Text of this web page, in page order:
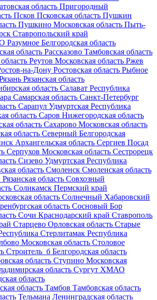
область Пригородный
Псков Псковская область Пушкин
Пушкино Московская область Пыть-
Ставропольский край
Разумное Белгородская область
область Рассказово Тамбовская область
Реутов Московская область Ржев
на-Дону Ростовская область Рыбное
Рязанская область
область Салават Республика
Самарская область Санкт-Петербург
Сарапул Удмуртская Республика
область Саров Нижегородская область
область Сахарово Московская область
область Северный Белгородская
Архангельская область Сергиев Посад
Серпухов Московская область Сестрорецк
Сизево Удмуртская Республика
область Смоленск Смоленская область
Рязанская область Совхозный
Соликамск Пермский край
область Солнечный Хабаровский
область Сосновый Бор
Сочи Краснодарский край Ставрополь
Старцево Орловская область Старые
Стерлитамак Республика
Московская область Столовое
Строитель_б Белгородская область
область Ступино Московская
область Сургут ХМАО
область
область Тамбов Тамбовская область
Тельмана Ленинградская область